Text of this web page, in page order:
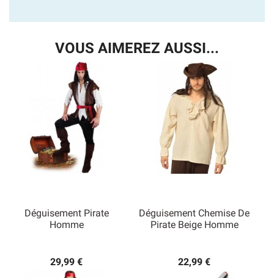
VOUS AIMEREZ AUSSI...
Déguisement Pirate
Homme
29,99 €
Déguisement Chemise De
Pirate Beige Homme
22,99 €